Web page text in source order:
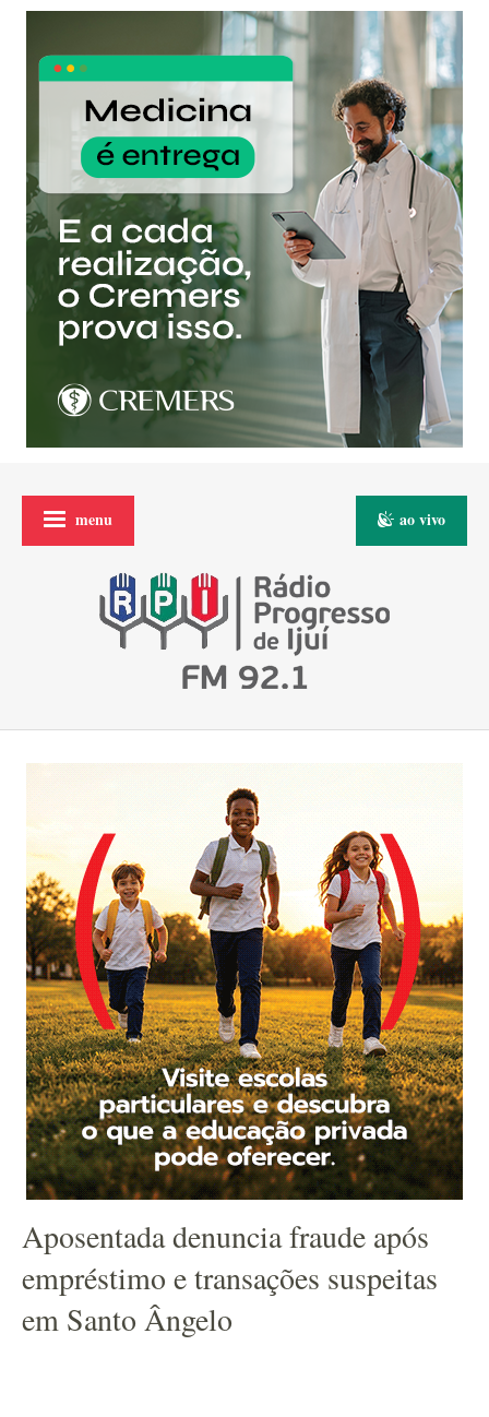
menu ao vivo
Aposentada denuncia fraude após
empréstimo e transações suspeitas
em Santo Ângelo